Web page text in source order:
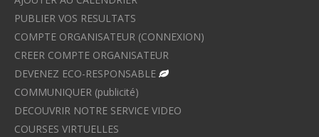
PUBLIER VOS RESULTATS
COMPTE ORGANISATEUR (CONNEXION)
CREER COMPTE ORGANISATEUR
DEVENEZ ECO-RESPONSABLE
COMMUNIQUER (publicité)
DECOUVRIR NOTRE SERVICE VIDEO
COURSES VIRTUELLES